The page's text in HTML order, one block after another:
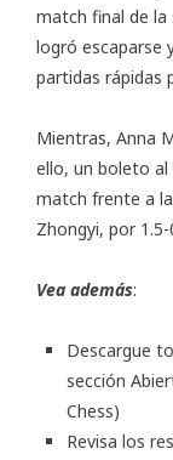
match final de la
logró escaparse
partidas rápidas
Mientras, Anna
ello, un boleto al
match frente a
Zhongyi, por 1.5-
Vea además:
Descargue
sección
Chess)
Revisa los